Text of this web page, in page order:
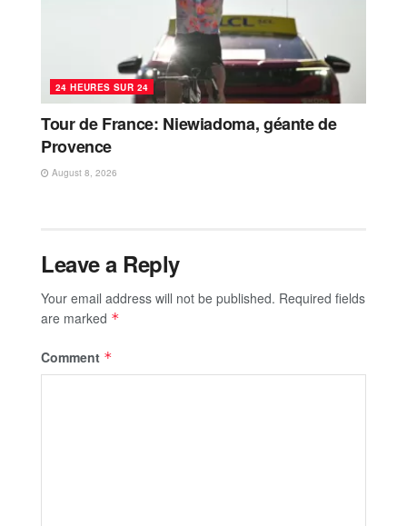
24 HEURES SUR 24
Tour de France: Niewiadoma, géante de
Provence
August 8, 2026
Leave a Reply
Your email address will not be published. Required fields
are marked *
Comment *